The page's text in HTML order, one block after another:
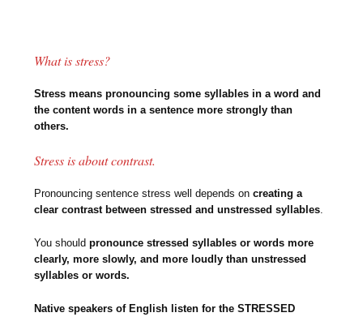
What is stress?
Stress means pronouncing some syllables in a word and
the content words in a sentence more strongly than
others.
Stress is about contrast.
Pronouncing sentence stress well depends oncreating a
clear contrast between stressed and unstressed syllables.
You shouldpronounce stressed syllables or words more
clearly, more slowly, and more loudly than unstressed
syllables or words.
Native speakers of English listen for the STRESSED